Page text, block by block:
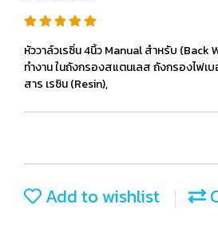
หัววาล์วเรซิ่น 4นิ้ว Manual สำหรับ (Back
ทำงาน ในถังกรองสแตนเลส ถังกรองไฟเ
สาร เรซิน (Resin),
Add to wishlist